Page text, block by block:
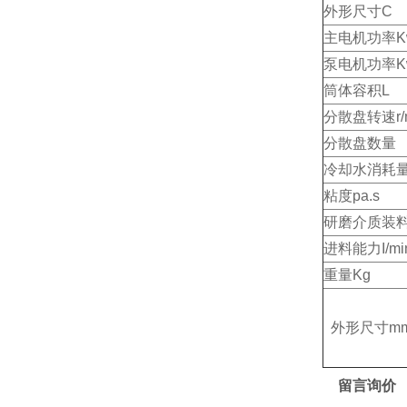
外形尺寸C
主电机功率
泵电机功率
筒体容积L
分散盘转速
分散盘数量
冷却水消耗
粘度pa.s
研磨介质装
进料能力I/
重量Kg
外形尺寸
留言询价